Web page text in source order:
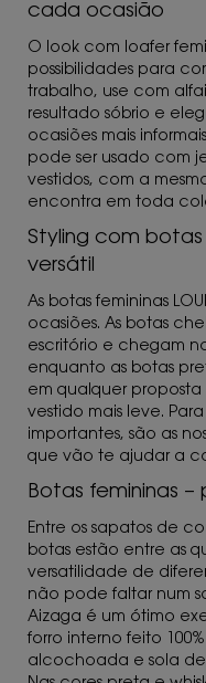
cada ocasião
O look com loafer
possibilidades para
trabalho, use com
resultado sóbrio e
ocasiões mais
pode ser usado com
vestidos, com a
encontra em toda
Styling com
versátil
As botas femininas
ocasiões. As botas
escritório e chegam
enquanto as botas
em qualquer proposta
vestido mais leve.
importantes, são as
que vão te ajudar a
Botas femininas –
Entre os sapatos de
botas estão entre as
versatilidade de
não pode faltar num
Aizaga é um ótimo
forro interno feito
alcochoada e sola